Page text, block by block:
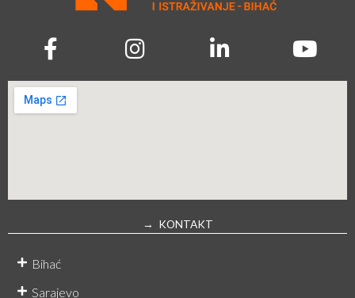
→ KONTAKT
Bihać
Sarajevo